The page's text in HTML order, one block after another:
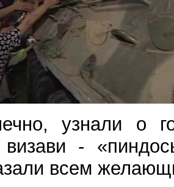
узнали о
визави -
всем